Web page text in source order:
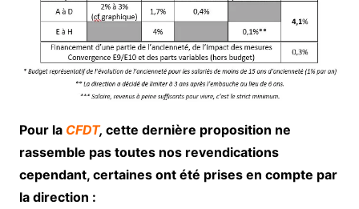
Pour la CFDT, cette dernière proposition ne
rassemble pas toutes nos revendications
cependant, certaines ont été prises en compte par
la direction :